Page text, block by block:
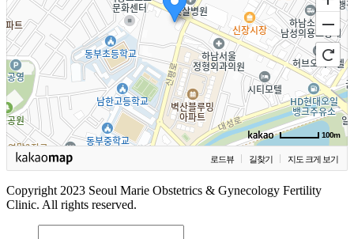
100m
로드뷰 길찾기 지도 크게 보기
Copyright 2023 Seoul Marie Obstetrics & Gynecology Fertility
Clinic. All rights reserved.